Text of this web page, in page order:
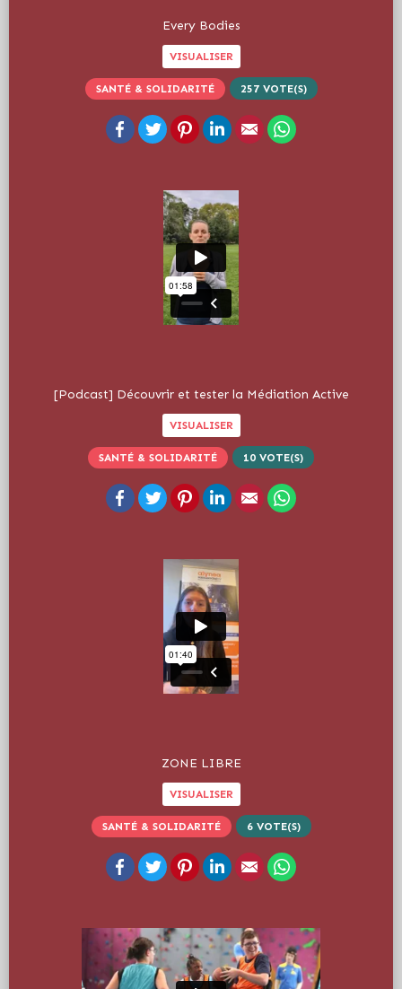
Every Bodies
VISUALISER
SANTÉ & SOLIDARITÉ 257VOTE(S)
FacebookTwitter PinterestLinkedInEmail
[Podcast] Découvrir et tester la Médiation Active
VISUALISER
SANTÉ & SOLIDARITÉ 10 VOTE(S)
FacebookTwitter PinterestLinkedInEmail
ZONE LIBRE
VISUALISER
SANTÉ & SOLIDARITÉ 6VOTE(S)
FacebookTwitter PinterestLinkedInEmail